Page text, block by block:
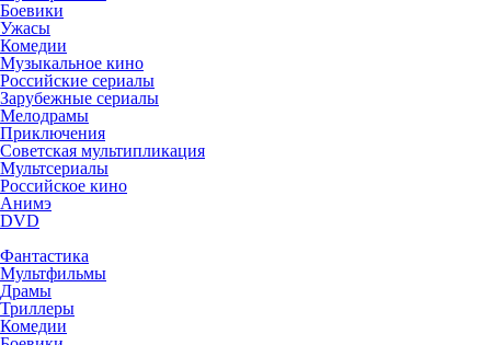
Боевики
Ужасы
Комедии
Музыкальное кино
Российские сериалы
Зарубежные сериалы
Мелодрамы
Приключения
Советская мультипликация
Мультсериалы
Российское кино
Анимэ
DVD
Фантастика
Мультфильмы
Драмы
Триллеры
Комедии